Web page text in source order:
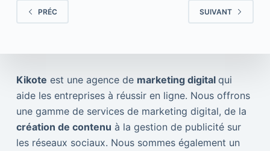
PRÉC SUIVANT
Kikote est une agence de marketing digital qui
aide les entreprises à réussir en ligne. Nous offrons
une gamme de services de marketing digital, de la
création de contenu à la gestion de publicité sur
les réseaux sociaux. Nous sommes également un